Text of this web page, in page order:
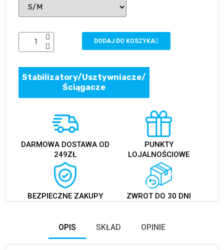
DODAJ DO KOSZYKA
Stabilizatory/Usztywniacze/
Ściągacze
DARMOWA DOSTAWA OD
249ZŁ
PUNKTY
LOJALNOŚCIOWE
BEZPIECZNE ZAKUPY ZWROT DO 30 DNI
OPIS SKŁAD OPINIE